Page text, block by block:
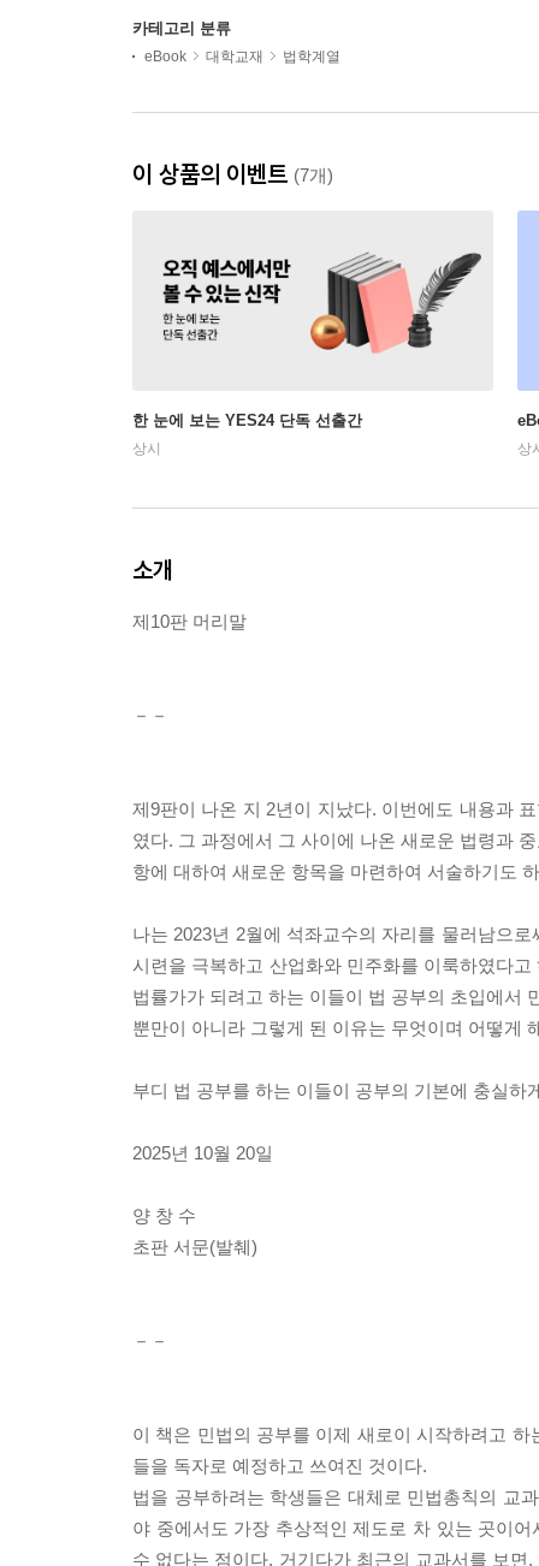
카테고리 분류
eBook 대학교재 법학계열
이 상품의 이벤트 (7개)
한 눈에 보는 YES24 단독 선출간
상시 상
소개
제10판 머리말
－－
제9판이 나온 지 2년이 지났다. 이번에도 내용과
였다. 그 과정에서 그 사이에 나온 새로운 법령과
항에 대하여 새로운 항목을 마련하여 서술하기도
나는 2023년 2월에 석좌교수의 자리를 물러남으
시련을 극복하고 산업화와 민주화를 이룩하였다
법률가가 되려고 하는 이들이 법 공부의 초입에서
뿐만이 아니라 그렇게 된 이유는 무엇이며 어떻게
부디 법 공부를 하는 이들이 공부의 기본에 충실
2025년 10월 20일
양 창 수
초판 서문(발췌)
－－
이 책은 민법의 공부를 이제 새로이 시작하려고
들을 독자로 예정하고 쓰여진 것이다.
법을 공부하려는 학생들은 대체로 민법총칙의 교
야 중에서도 가장 추상적인 제도로 차 있는 곳이
수 없다는 점이다. 거기다가 최근의 교과서를 보